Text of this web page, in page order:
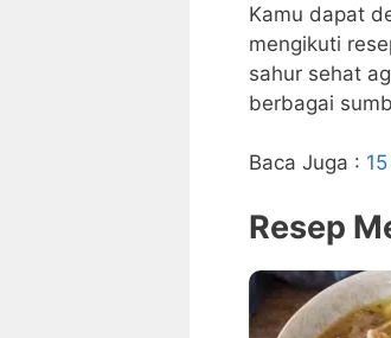
Kamu dapat
mengikuti
sahur sehat
berbagai
Baca Juga :
Resep